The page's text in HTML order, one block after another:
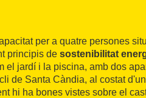
per a quatre persones
principis de sostenibilitat
el jardí i la piscina, amb dos
de Santa Càndia, al costat
hi ha bones vistes sobre el